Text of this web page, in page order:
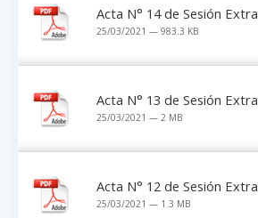
Acta N° 14 de Sesión
25/03/2021 — 983.3 KB
Acta N° 13 de Sesión
25/03/2021 — 2 MB
Acta N° 12 de Sesión
25/03/2021 — 1.3 MB